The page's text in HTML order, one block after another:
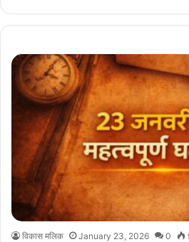
विकास मलिक January 23, 2026 0